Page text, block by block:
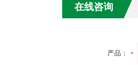
在线咨询
产品：